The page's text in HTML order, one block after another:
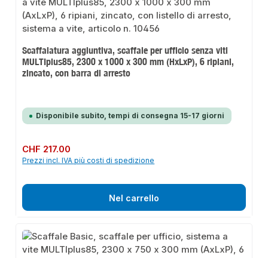
Scaffalatura aggiuntiva, scaffale per ufficio senza viti
MULTIplus85, 2300 x 1000 x 300 mm (HxLxP), 6 ripiani,
zincato, con barra di arresto
Disponibile subito, tempi di consegna 15-17 giorni
Prezzo normale:
CHF 217.00
Prezzi incl. IVA più costi di spedizione
Nel carrello